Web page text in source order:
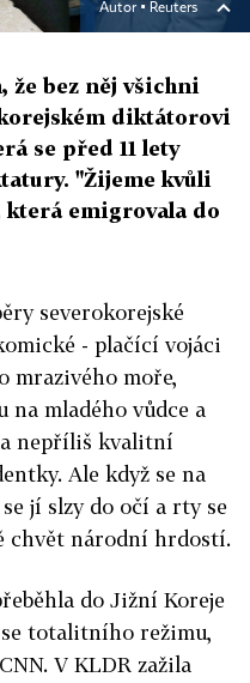
Autor ▪ Reuters
že bez něj všichni
diktátorovi
se před 11 lety
"Žijeme kvůli
která emigrovala do
severokorejské
- plačící vojáci
mrazivého moře,
na mladého vůdce a
nepříliš kvalitní
Ale když se na
jí slzy do očí a rty se
chvět národní hrdostí.
do Jižní Koreje
totalitního režimu,
V KLDR zažila